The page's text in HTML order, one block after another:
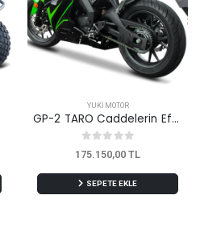
YUKİ MOTOR
GP-2 TARO Caddelerin Efendisi...
175.150,00 TL
SEPETE EKLE